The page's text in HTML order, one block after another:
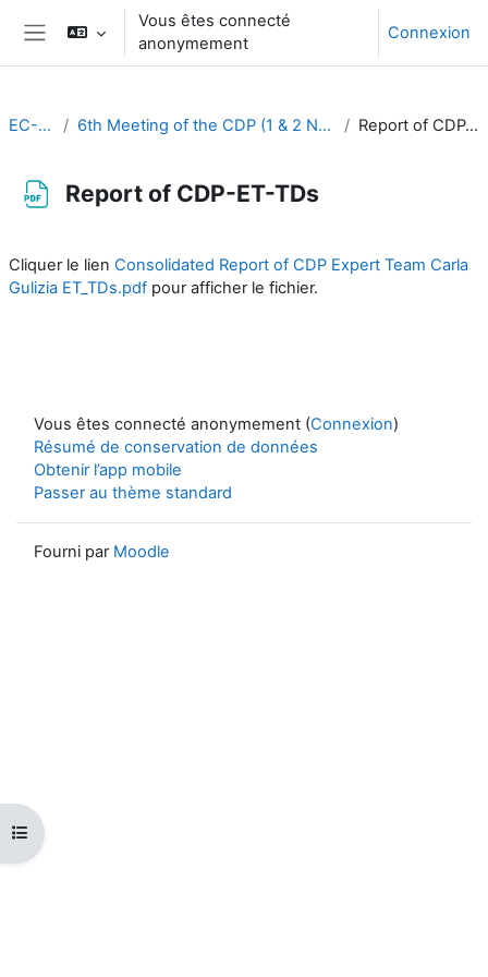
Passer au contenu principal
Panneau latéral
Vous êtes connecté
anonymement
Connexion
Ouvrir l’index du cours
EC-CDP 6th Meeting of the CDP (1 & 2 November 2022) Report of CDP-ET-TDs
Report of CDP-ET-TDs
Cliquer le lien Consolidated Report of CDP Expert Team Carla
Gulizia ET_TDs.pdf pour afficher le fichier.
Vous êtes connecté anonymement (Connexion)
Résumé de conservation de données
Obtenir l’app mobile
Passer au thème standard
Fourni par Moodle